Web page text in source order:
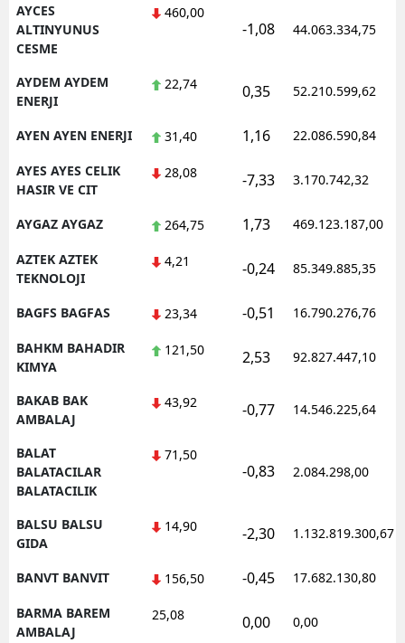
AYCES
ALTINYUNUS
CESME
460,00
-1,08 44.063.334,75
AYDEM AYDEM
ENERJI
22,74 0,35 52.210.599,62
AYEN AYEN ENERJI 31,40 1,16 22.086.590,84
AYES AYES CELIK
HASIR VE CIT
28,08 -7,33 3.170.742,32
AYGAZ AYGAZ 264,75 1,73 469.123.187,00
AZTEK AZTEK
TEKNOLOJI
4,21 -0,24 85.349.885,35
BAGFS BAGFAS 23,34 -0,51 16.790.276,76
BAHKM BAHADIR
KIMYA
121,50 2,53 92.827.447,10
BAKAB BAK
AMBALAJ
43,92 -0,77 14.546.225,64
BALAT
BALATACILAR
BALATACILIK
71,50
-0,83 2.084.298,00
BALSU BALSU
GIDA
14,90 -2,30 1.132.819.300,67
BANVT BANVIT 156,50 -0,45 17.682.130,80
BARMA BAREM
AMBALAJ
25,08 0,00 0,00